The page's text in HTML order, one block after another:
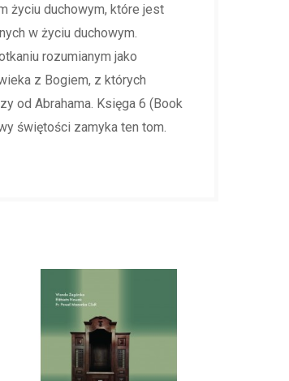
życiu duchowym, które jest
w życiu duchowym.
rozumianym jako
z Bogiem, z których
od Abrahama. Księga 6 (Book
świętości zamyka ten tom.